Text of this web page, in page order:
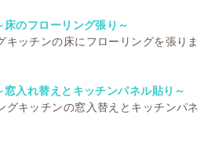
床のフローリング張り～
キッチンの床にフローリングを張りま
窓入れ替えとキッチンパネル貼り～
グキッチンの窓入替えとキッチンパネ